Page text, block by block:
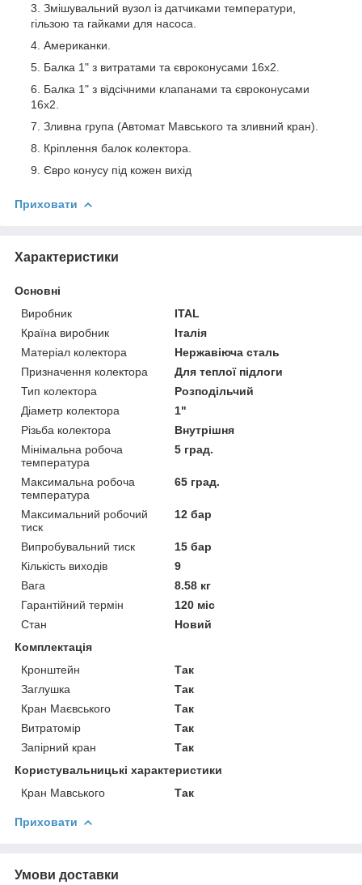
Змішувальний вузол із датчиками температури,
гільзою та гайками для насоса.
Американки.
Балка 1" з витратами та євроконусами 16х2.
Балка 1" з відсічними клапанами та євроконусами
16х2.
Зливна група (Автомат Мавського та зливний кран).
Кріплення балок колектора.
Євро конусу під кожен вихід
Приховати
Характеристики
Основні
Виробник
ITAL
Країна виробник
Італія
Матеріал колектора
Нержавіюча сталь
Призначення колектора
Для теплої підлоги
Тип колектора
Розподільчий
Діаметр колектора
1"
Різьба колектора
Внутрішня
Мінімальна робоча
температура
5 град.
Максимальна робоча
температура
65 град.
Максимальний робочий
тиск
12 бар
Випробувальний тиск
15 бар
Кількість виходів
9
Вага
8.58 кг
Гарантійний термін
120 міс
Стан
Новий
Комплектація
Кронштейн
Так
Заглушка
Так
Кран Маєвського
Так
Витратомір
Так
Запірний кран
Так
Користувальницькі характеристики
Кран Мавського
Так
Приховати
Умови доставки